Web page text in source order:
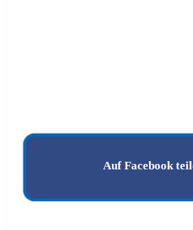
Auf Facebook